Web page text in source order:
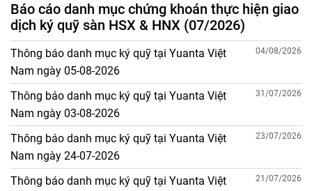
Báo cáo danh mục chứng khoán thực hiện giao
dịch ký quỹ sàn HSX & HNX (07/2026)
Thông báo danh mục ký quỹ tại Yuanta Việt
Nam ngày 05-08-2026
04/08/2026
Thông báo danh mục ký quỹ tại Yuanta Việt
Nam ngày 03-08-2026
31/07/2026
Thông báo danh mục ký quỹ tại Yuanta Việt
Nam ngày 24-07-2026
23/07/2026
Thông báo danh mục ký quỹ tại Yuanta Việt
21/07/2026